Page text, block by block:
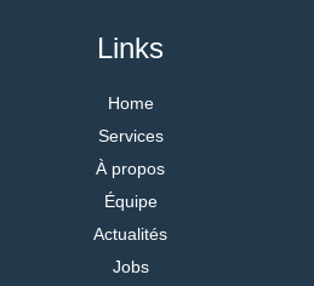
Links
Home
Services
À propos
Équipe
Actualités
Jobs